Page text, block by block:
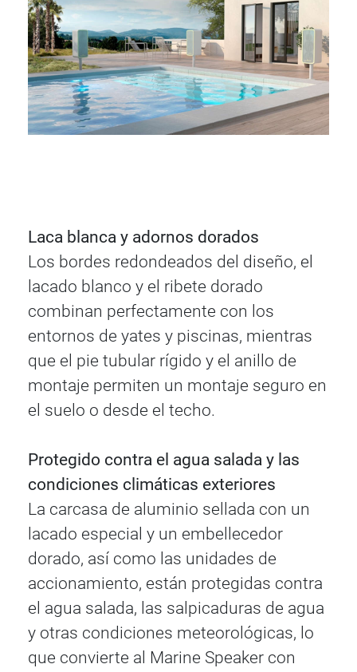
Laca blanca y adornos dorados
Los bordes redondeados del diseño, el
lacado blanco y el ribete dorado
combinan perfectamente con los
entornos de yates y piscinas, mientras
que el pie tubular rígido y el anillo de
montaje permiten un montaje seguro en
el suelo o desde el techo.
Protegido contra el agua salada y las
condiciones climáticas exteriores
La carcasa de aluminio sellada con un
lacado especial y un embellecedor
dorado, así como las unidades de
accionamiento, están protegidas contra
el agua salada, las salpicaduras de agua
y otras condiciones meteorológicas, lo
que convierte al Marine Speaker con